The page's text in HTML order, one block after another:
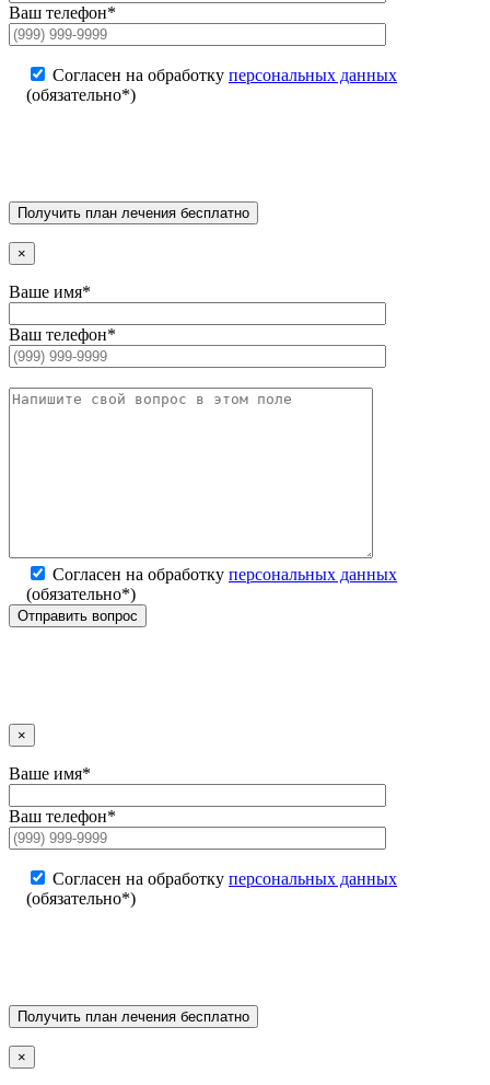
Ваш телефон*
Согласен на обработку персональных данных
(обязательно*)
×
Ваше имя*
Ваш телефон*
Согласен на обработку персональных данных
(обязательно*)
×
Ваше имя*
Ваш телефон*
Согласен на обработку персональных данных
(обязательно*)
×